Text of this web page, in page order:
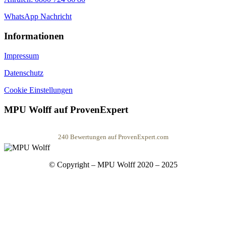
WhatsApp Nachricht
Informationen
Impressum
Datenschutz
Cookie Einstellungen
MPU Wolff auf ProvenExpert
MPU Wolff
240 Bewertungen auf ProvenExpert.com
© Copyright – MPU Wolff 2020 – 2025